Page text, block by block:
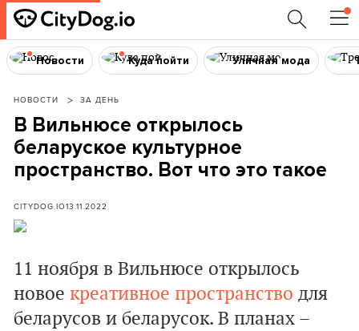
Новости Куда пойти Уличная мода
НОВОСТИ ЗА ДЕНЬ
В Вильнюсе открылось
беларуское культурное
пространство. Вот что это такое
CITYDOG.IO13.11.2022
11 ноября в Вильнюсе открылось
новое креативное пространство для
беларусов и беларусок. В планах –